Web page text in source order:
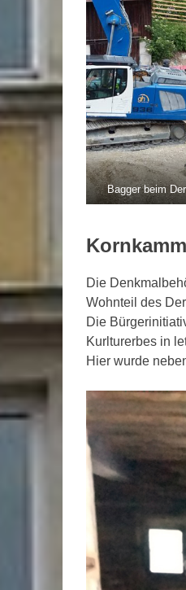
Bagger beim
Die
Wohnteil des
Die
Kurlturerbes in
Hier wurde